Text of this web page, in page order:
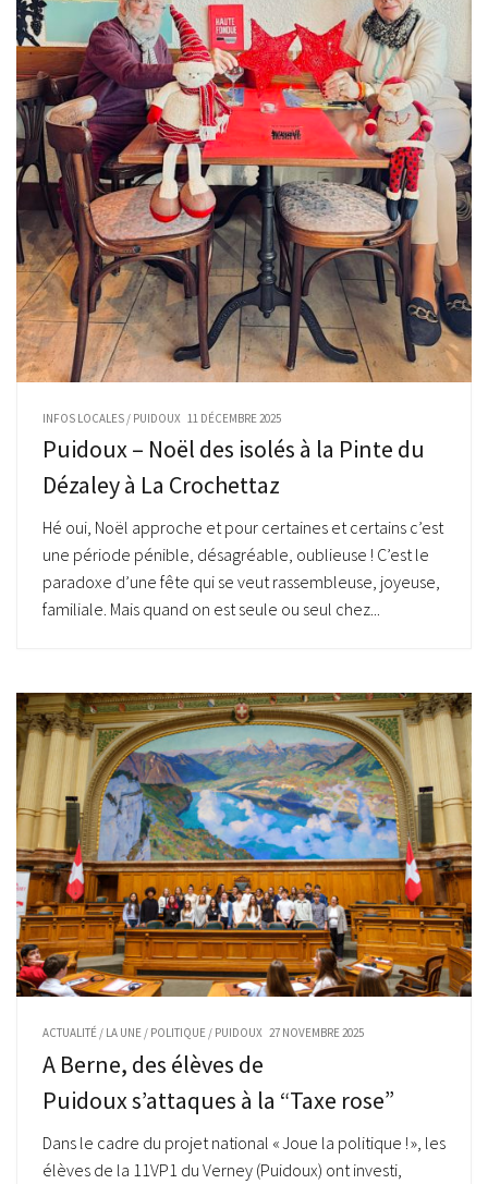
INFOS LOCALES / PUIDOUX 11 DÉCEMBRE 2025
Puidoux – Noël des isolés à la Pinte du
Dézaley à La Crochettaz
Hé oui, Noël approche et pour certaines et certains c’est
une période pénible, désagréable, oublieuse ! C’est le
paradoxe d’une fête qui se veut rassembleuse, joyeuse,
familiale. Mais quand on est seule ou seul chez...
ACTUALITÉ / LA UNE / POLITIQUE / PUIDOUX 27 NOVEMBRE 2025
A Berne, des élèves de
Puidoux s’attaques à la “Taxe rose”
Dans le cadre du projet national « Joue la politique ! », les
élèves de la 11VP1 du Verney (Puidoux) ont investi,